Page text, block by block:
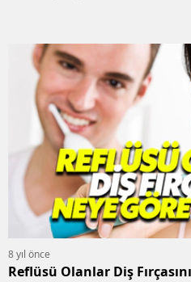
8 yıl önce
Reflüsü Olanlar Diş